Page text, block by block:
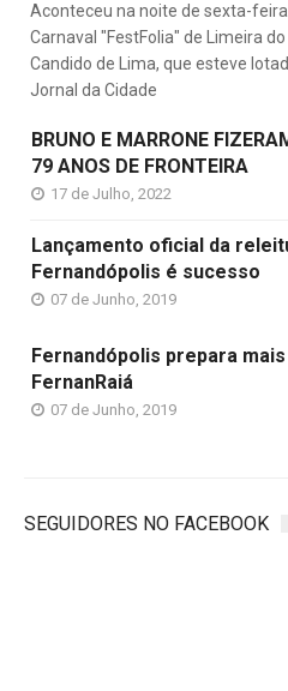
Aconteceu na noite de sexta-
Carnaval "FestFolia" de Limeira
Candido de Lima, que esteve
Jornal da Cidade
BRUNO E MARRONE
79 ANOS DE FRONTEIRA
17 de Julho, 2022
Lançamento oficial da
Fernandópolis é sucesso
07 de Junho, 2019
Fernandópolis prepara
FernanRaiá
07 de Junho, 2019
SEGUIDORES NO FACEBOOK